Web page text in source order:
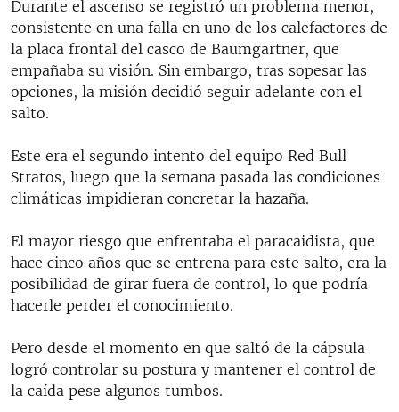
Durante el ascenso se registró un problema menor,
consistente en una falla en uno de los calefactores de
la placa frontal del casco de Baumgartner, que
empañaba su visión. Sin embargo, tras sopesar las
opciones, la misión decidió seguir adelante con el
salto.
Este era el segundo intento del equipo Red Bull
Stratos, luego que la semana pasada las condiciones
climáticas impidieran concretar la hazaña.
El mayor riesgo que enfrentaba el paracaidista, que
hace cinco años que se entrena para este salto, era la
posibilidad de girar fuera de control, lo que podría
hacerle perder el conocimiento.
Pero desde el momento en que saltó de la cápsula
logró controlar su postura y mantener el control de
la caída pese algunos tumbos.